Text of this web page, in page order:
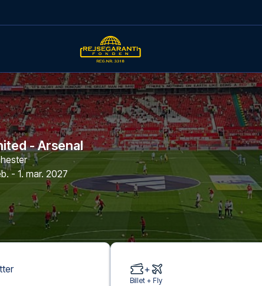
- Arsenal
- 1. mar. 2027
+
Billet + Fly